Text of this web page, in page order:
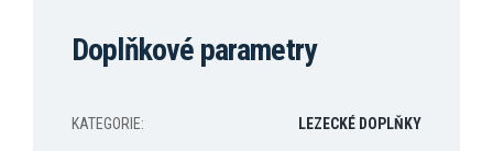
Doplňkové parametry
KATEGORIE: LEZECKÉ DOPLŇKY